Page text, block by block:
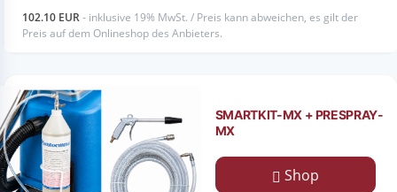
102.10 EUR- inklusive 19% MwSt. / Preis kann abweichen, es gilt der
Preis auf dem Onlineshop des Anbieters.
SMARTKIT-MX + PRESPRAY-
MX
Shop